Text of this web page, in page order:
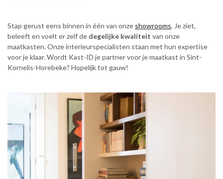
Stap gerust eens binnen in één van onze showrooms. Je ziet,
beleeft en voelt er zelf de degelijke kwaliteit van onze
maatkasten. Onze interieurspecialisten staan met hun expertise
voor je klaar. Wordt Kast-ID je partner voor je maatkast in Sint-
Kornelis-Horebeke? Hopelijk tot gauw!